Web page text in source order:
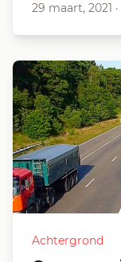
29 maart, 2021 ·
Achtergrond